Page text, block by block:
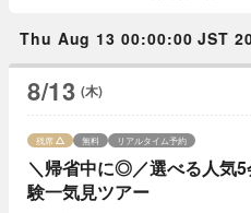
Thu Aug 13 00:00:00 JST
8/13 (木)
＼帰省中に◎／選べる人気
験一気見ツアー
残席 無料 リアルタイム予約